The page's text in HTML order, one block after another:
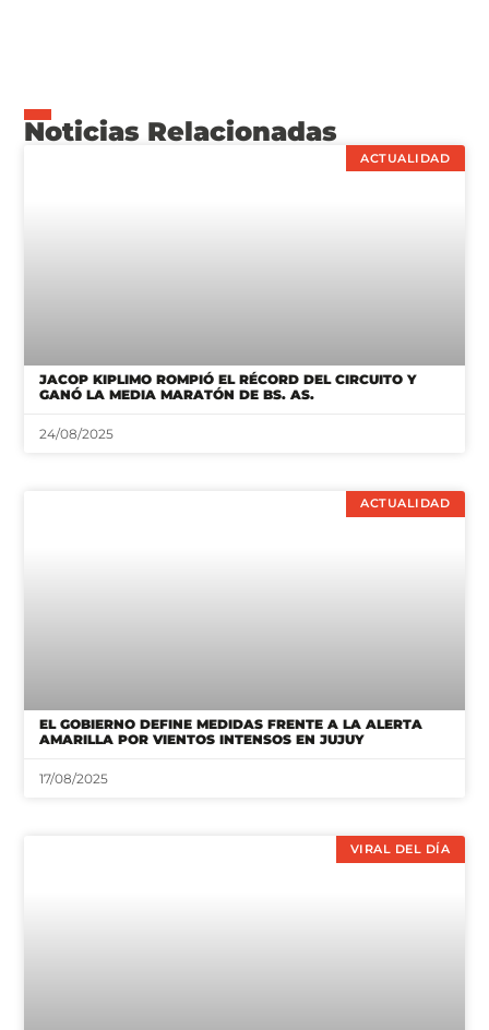
Noticias Relacionadas
ACTUALIDAD
JACOP KIPLIMO ROMPIÓ EL RÉCORD DEL CIRCUITO Y
GANÓ LA MEDIA MARATÓN DE BS. AS.
24/08/2025
ACTUALIDAD
EL GOBIERNO DEFINE MEDIDAS FRENTE A LA ALERTA
AMARILLA POR VIENTOS INTENSOS EN JUJUY
17/08/2025
VIRAL DEL DÍA